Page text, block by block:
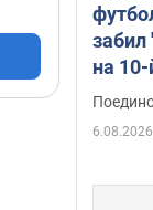
забил
на
Видео